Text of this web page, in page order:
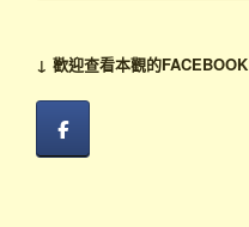
↓ 歡迎查看本觀的FACEBOOK